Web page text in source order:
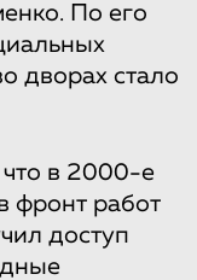
По его
дворах стало
в 2000-е
фронт работ
доступ